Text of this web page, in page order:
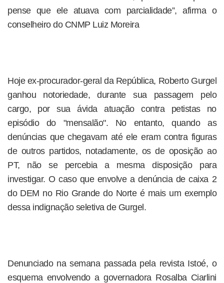
pense que ele atuava com parcialidade”, afirma o
conselheiro do CNMP Luiz Moreira
Hoje ex-procurador-geral da República, Roberto Gurgel
ganhou notoriedade, durante sua passagem pelo
cargo, por sua ávida atuação contra petistas no
episódio do "mensalão". No entanto, quando as
denúncias que chegavam até ele eram contra figuras
de outros partidos, notadamente, os de oposição ao
PT, não se percebia a mesma disposição para
investigar. O caso que envolve a denúncia de caixa 2
do DEM no Rio Grande do Norte é mais um exemplo
dessa indignação seletiva de Gurgel.
Denunciado na semana passada pela revista Istoé, o
esquema envolvendo a governadora Rosalba Ciarlini